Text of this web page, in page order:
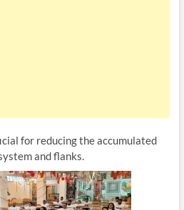
for reducing the accumulated
and flanks.